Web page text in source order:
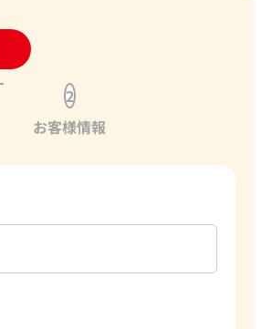
2
お客様情報